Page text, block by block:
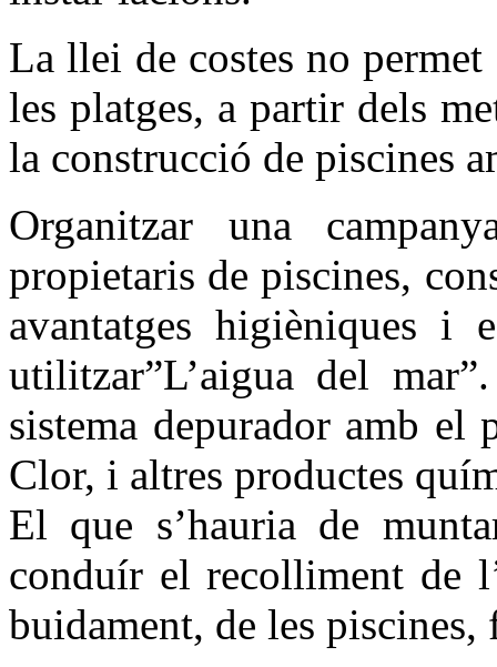
La llei de costes no
les platges, a partir dels
la construcció de piscines
Organitzar una
propietaris de piscines,
avantatges higièniques i
utilitzar”L’aigua del
sistema depurador amb
Clor, i altres productes
El que s’hauria de
conduír el recolliment de
buidament, de les piscines,